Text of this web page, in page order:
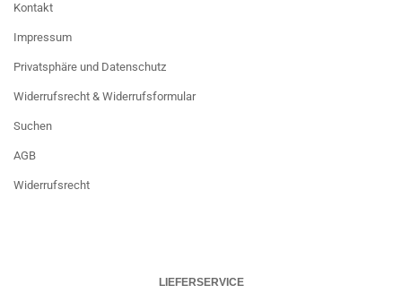
Kontakt
Impressum
Privatsphäre und Datenschutz
Widerrufsrecht & Widerrufsformular
Suchen
AGB
Widerrufsrecht
LIEFERSERVICE